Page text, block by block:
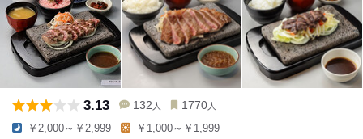
3.13 132 人 1770 人
￥2,000～￥2,999 ￥1,000～￥1,999